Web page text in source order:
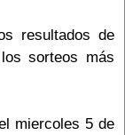
resultados de
sorteos más
miercoles 5 de